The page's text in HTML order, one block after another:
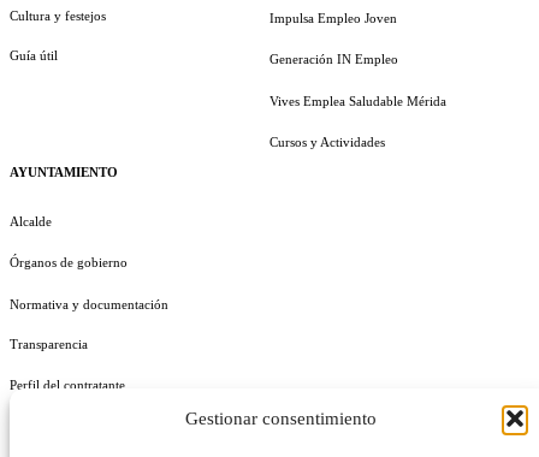
Gestionar consentimiento
Cultura y festejos
Guía útil
AYUNTAMIENTO
Alcalde
Órganos de gobierno
Normativa y documentación
Transparencia
Perfil del contratante
Impulsa Empleo Joven
Generación IN Empleo
Vives Emplea Saludable Mérida
Cursos y Actividades